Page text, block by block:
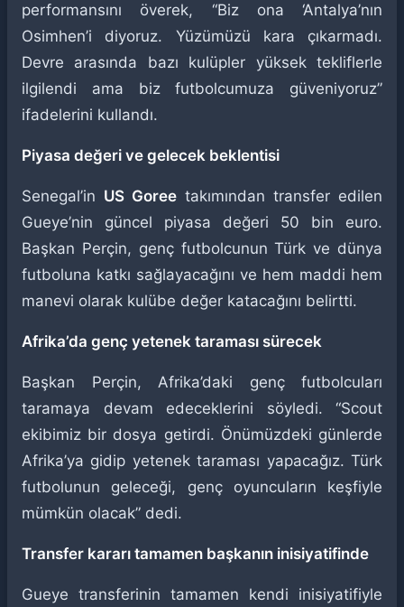
performansını överek, “Biz ona ‘Antalya’nın
Osimhen’i diyoruz. Yüzümüzü kara çıkarmadı.
Devre arasında bazı kulüpler yüksek tekliflerle
ilgilendi ama biz futbolcumuza güveniyoruz”
ifadelerini kullandı.
Piyasa değeri ve gelecek beklentisi
Senegal’in US Goree takımından transfer edilen
Gueye’nin güncel piyasa değeri 50 bin euro.
Başkan Perçin, genç futbolcunun Türk ve dünya
futboluna katkı sağlayacağını ve hem maddi hem
manevi olarak kulübe değer katacağını belirtti.
Afrika’da genç yetenek taraması sürecek
Başkan Perçin, Afrika’daki genç futbolcuları
taramaya devam edeceklerini söyledi. “Scout
ekibimiz bir dosya getirdi. Önümüzdeki günlerde
Afrika’ya gidip yetenek taraması yapacağız. Türk
futbolunun geleceği, genç oyuncuların keşfiyle
mümkün olacak” dedi.
Transfer kararı tamamen başkanın inisiyatifinde
Gueye transferinin tamamen kendi inisiyatifiyle